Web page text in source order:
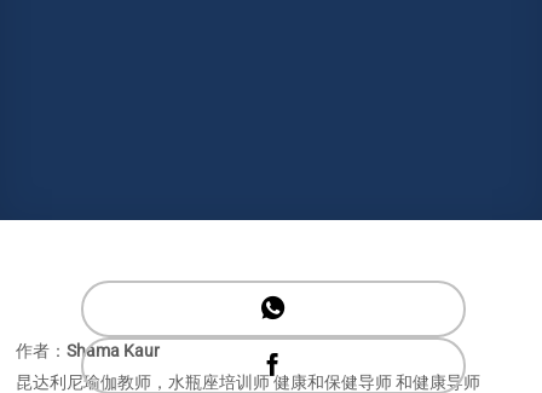
作者：Shama Kaur
昆达利尼瑜伽教师，水瓶座培训师 健康和保健导师和健康导师